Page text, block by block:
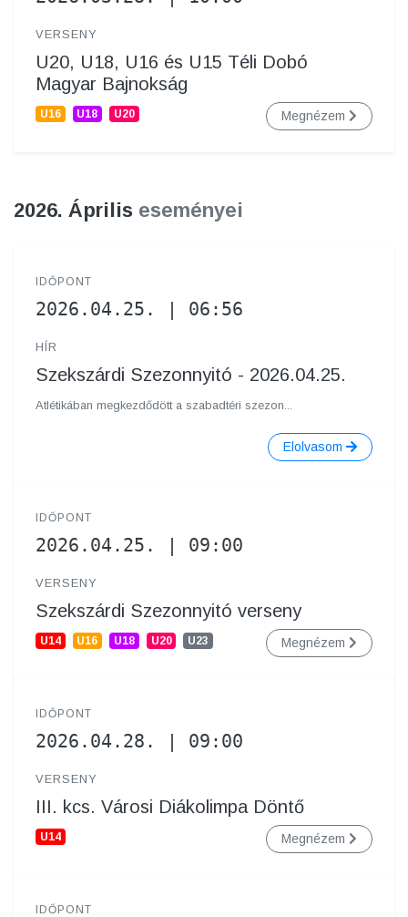
VERSENY
U20, U18, U16 és U15 Téli Dobó
Magyar Bajnokság
U16 U18 U20 Megnézem
2026. Április eseményei
IDŐPONT
2026.04.25. | 06:56
HÍR
Szekszárdi Szezonnyitó - 2026.04.25.
Atlétikában megkezdődött a szabadtéri szezon...
Elolvasom
IDŐPONT
2026.04.25. | 09:00
VERSENY
Szekszárdi Szezonnyitó verseny
U14 U16 U18 U20 U23 Megnézem
IDŐPONT
2026.04.28. | 09:00
VERSENY
III. kcs. Városi Diákolimpa Döntő
U14 Megnézem
IDŐPONT